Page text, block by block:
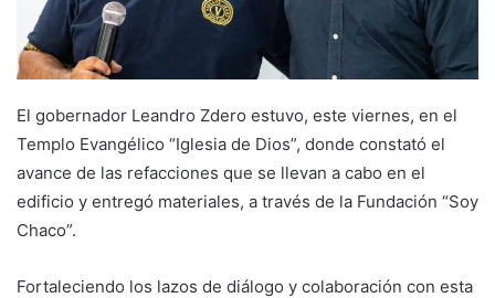
El gobernador Leandro Zdero estuvo, este viernes, en el
Templo Evangélico “Iglesia de Dios”, donde constató el
avance de las refacciones que se llevan a cabo en el
edificio y entregó materiales, a través de la Fundación “Soy
Chaco”.
Fortaleciendo los lazos de diálogo y colaboración con esta